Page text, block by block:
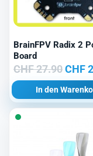
BrainFPV Radix 2
Board
CHF27.90
Preis
war:
CHF
In den